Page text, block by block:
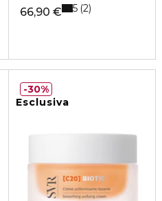
66,90 € 5 2
Esclusiva
30%